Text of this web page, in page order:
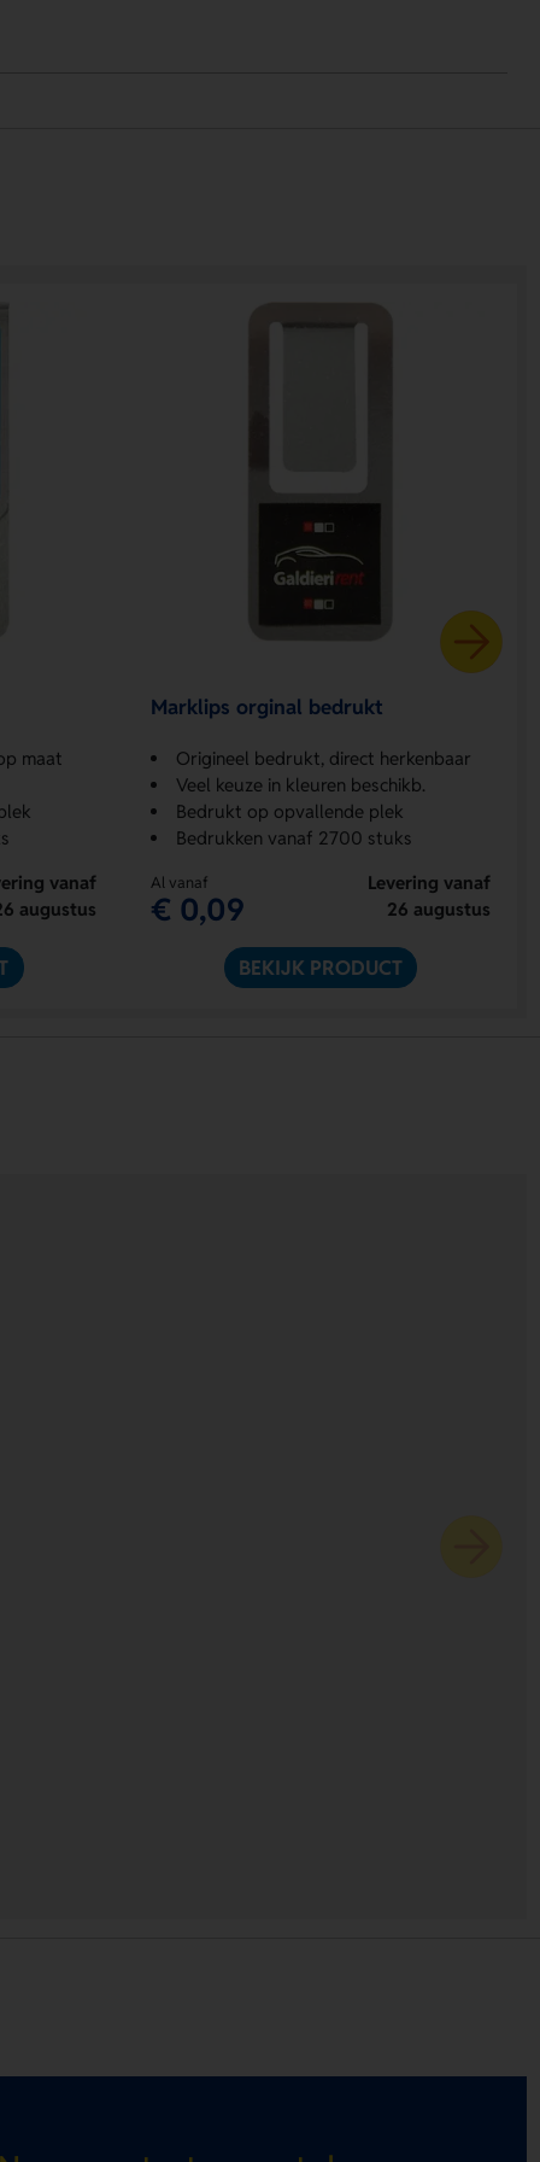
maat
vanaf
augustus
Marklips orginal bedrukt
Origineel bedrukt, direct herkenbaar
Veel keuze in kleuren beschikb.
Bedrukt op opvallende plek
Bedrukken vanaf 2700 stuks
Al vanaf
€ 0,09
Levering vanaf
26 augustus
BEKIJK PRODUCT